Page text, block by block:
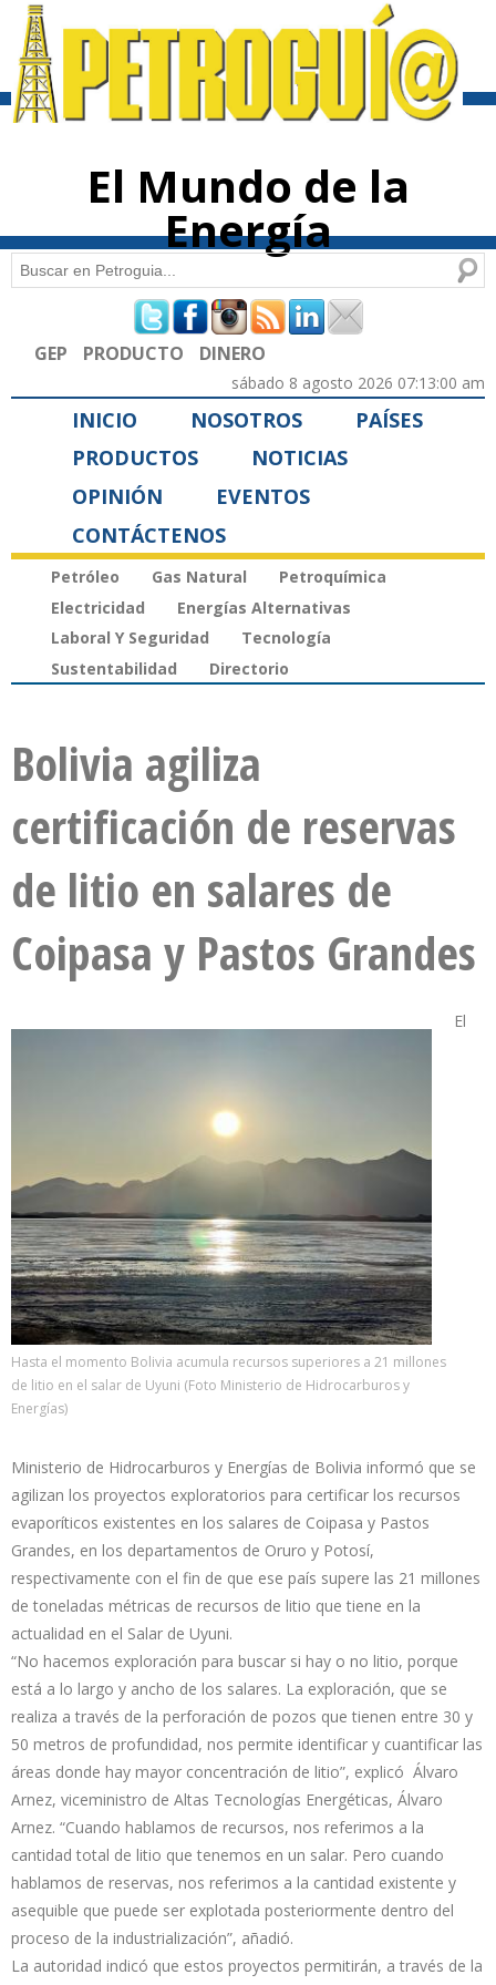
contenido
El Mundo de la
Energía
Formulario de búsqueda
Buscar
GEP PRODUCTO DINERO
sábado 8 agosto 2026 07:13:00 am
INICIO NOSOTROS
PAÍSES
PRODUCTOS
NOTICIAS
OPINIÓN
EVENTOS
CONTÁCTENOS
Petróleo Gas Natural
Petroquímica
Electricidad
Energías Alternativas
Laboral Y Seguridad
Tecnología
Sustentabilidad
Directorio
Bolivia agiliza
certificación de reservas
de litio en salares de
Coipasa y Pastos Grandes
Hasta el momento Bolivia acumula recursos superiores a 21 millones
de litio en el salar de Uyuni (Foto Ministerio de Hidrocarburos y
Energías)
El
Ministerio de Hidrocarburos y Energías de Bolivia informó que se
agilizan los proyectos exploratorios para certificar los recursos
evaporíticos existentes en los salares de Coipasa y Pastos
Grandes, en los departamentos de Oruro y Potosí,
respectivamente con el fin de que ese país supere las 21 millones
de toneladas métricas de recursos de litio que tiene en la
actualidad en el Salar de Uyuni.
“No hacemos exploración para buscar si hay o no litio, porque
está a lo largo y ancho de los salares. La exploración, que se
realiza a través de la perforación de pozos que tienen entre 30 y
50 metros de profundidad, nos permite identificar y cuantificar las
áreas donde hay mayor concentración de litio”, explicó Álvaro
Arnez, viceministro de Altas Tecnologías Energéticas, Álvaro
Arnez. “Cuando hablamos de recursos, nos referimos a la
cantidad total de litio que tenemos en un salar. Pero cuando
hablamos de reservas, nos referimos a la cantidad existente y
asequible que puede ser explotada posteriormente dentro del
proceso de la industrialización”, añadió.
La autoridad indicó que estos proyectos permitirán, a través de la